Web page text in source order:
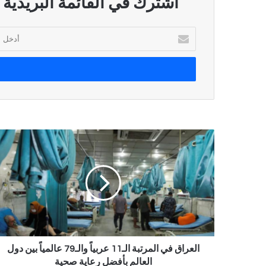
بريدك
الإلكتروني
العراق في المرتبة الـ11 عربياً والـ79 عالمياً بين دول
العالم بأفضل رعاية صحية